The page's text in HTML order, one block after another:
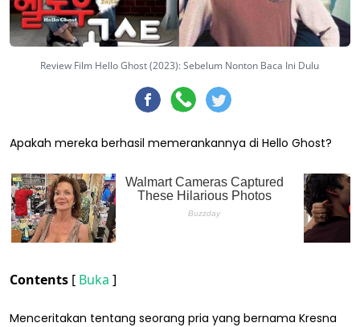
Review Film Hello Ghost (2023): Sebelum Nonton Baca Ini Dulu
Apakah mereka berhasil memerankannya di Hello Ghost?
Contents [ Buka ]
Menceritakan tentang seorang pria yang bernama Kresna